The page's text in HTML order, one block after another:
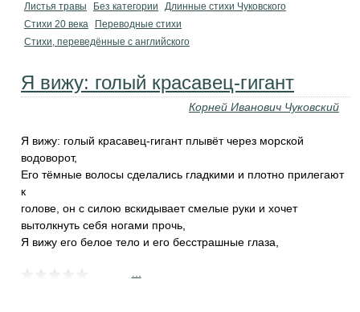
Листья травы
Без категории
Длинные стихи Чуковского
Стихи 20 века
Переводные стихи
Стихи, переведённые с английского
Я вижу: голый красавец-гигант
Корней Иванович Чуковский
Я вижу: голый красавец-гигант плывёт через морской
водоворот,
Его тёмные волосы сделались гладкими и плотно прилегают
к
голове, он с силою вскидывает смелые руки и хочет
вытолкнуть себя ногами прочь,
Я вижу его белое тело и его бесстрашные глаза,